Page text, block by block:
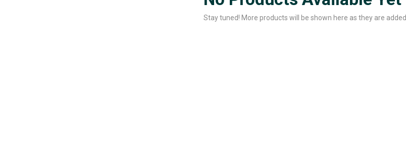
Stay tuned! More products will be shown here as they are added.